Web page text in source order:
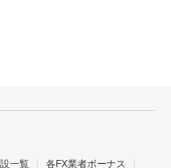
一覧
各FX業者ボーナス